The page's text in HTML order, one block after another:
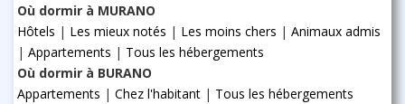
Où dormir à MURANO
Hôtels | Les mieux notés | Les moins chers | Animaux admis
| Appartements | Tous les hébergements
Où dormir à BURANO
Appartements | Chez l'habitant | Tous les hébergements